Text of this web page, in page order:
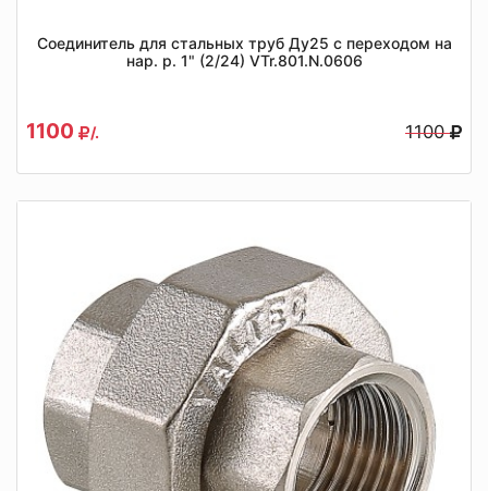
Соединитель для стальных труб Ду25 с переходом на
нар. р. 1" (2/24) VTr.801.N.0606
1100 /. 1100